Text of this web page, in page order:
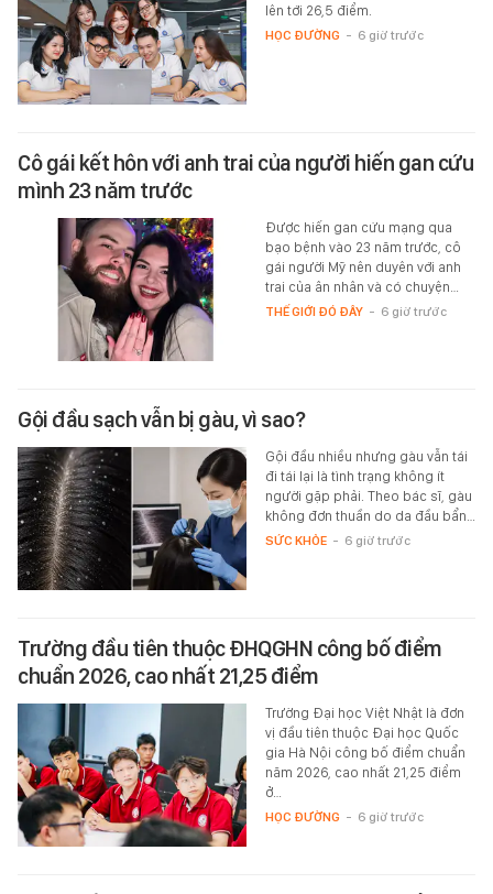
lên tới 26,5 điểm.
HỌC ĐƯỜNG - 6 giờ trước
Cô gái kết hôn với anh trai của người hiến gan cứu
mình 23 năm trước
Được hiến gan cứu mạng qua
bạo bệnh vào 23 năm trước, cô
gái người Mỹ nên duyên với anh
trai của ân nhân và có chuyện…
THẾ GIỚI ĐÓ ĐÂY - 6 giờ trước
Gội đầu sạch vẫn bị gàu, vì sao?
Gội đầu nhiều nhưng gàu vẫn tái
đi tái lại là tình trạng không ít
người gặp phải. Theo bác sĩ, gàu
không đơn thuần do da đầu bẩn…
SỨC KHỎE - 6 giờ trước
Trường đầu tiên thuộc ĐHQGHN công bố điểm
chuẩn 2026, cao nhất 21,25 điểm
Trường Đại học Việt Nhật là đơn
vị đầu tiên thuộc Đại học Quốc
gia Hà Nội công bố điểm chuẩn
năm 2026, cao nhất 21,25 điểm
ở…
HỌC ĐƯỜNG - 6 giờ trước